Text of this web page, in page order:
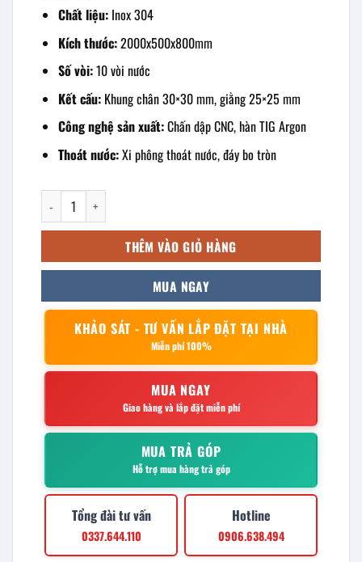
Chất liệu:Inox 304
Kích thước:2000x500x800mm
Số vòi:10 vòi nước
Kết cấu:Khung chân 30×30 mm, giằng 25×25 mm
Công nghệ sản xuất:Chấn dập CNC, hàn TIG Argon
Thoát nước:Xi phông thoát nước, đáy bo tròn
Máng rửa tay inox công nghiệp 2000x500x800mm số lượng
THÊM VÀO GIỎ HÀNG
MUA NGAY
KHẢO SÁT - TƯ VẤN LẮP ĐẶT TẠI NHÀ
Miễn phí 100%
MUA NGAY
Giao hàng và lắp đặt miễn phí
MUA TRẢ GÓP
Hỗ trợ mua hàng trả góp
Tổng đài tư vấn
0337.644.110
Hotline
0906.638.494